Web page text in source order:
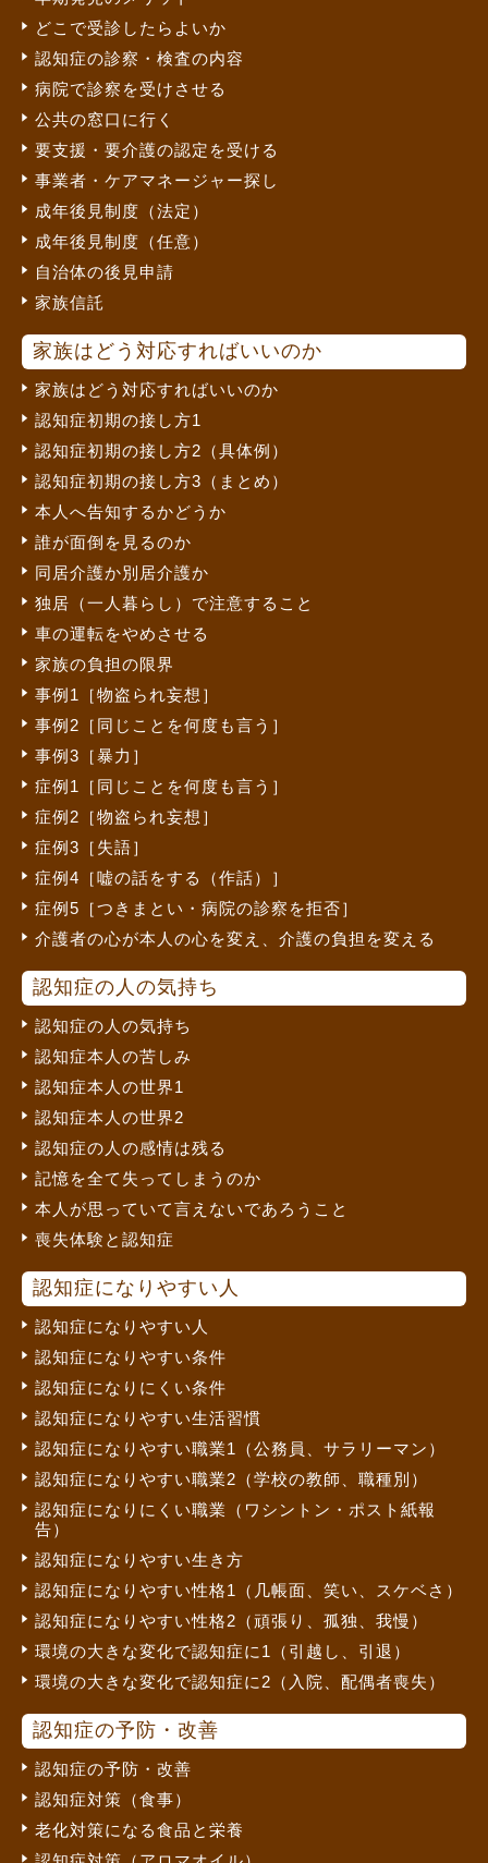
どこで受診したらよいか
認知症の診察・検査の内容
病院で診察を受けさせる
公共の窓口に行く
要支援・要介護の認定を受ける
事業者・ケアマネージャー探し
成年後見制度（法定）
成年後見制度（任意）
自治体の後見申請
家族信託
家族はどう対応すればいいのか
家族はどう対応すればいいのか
認知症初期の接し方1
認知症初期の接し方2（具体例）
認知症初期の接し方3（まとめ）
本人へ告知するかどうか
誰が面倒を見るのか
同居介護か別居介護か
独居（一人暮らし）で注意すること
車の運転をやめさせる
家族の負担の限界
事例1［物盗られ妄想］
事例2［同じことを何度も言う］
事例3［暴力］
症例1［同じことを何度も言う］
症例2［物盗られ妄想］
症例3［失語］
症例4［嘘の話をする（作話）］
症例5［つきまとい・病院の診察を拒否］
介護者の心が本人の心を変え、介護の負担を変える
認知症の人の気持ち
認知症の人の気持ち
認知症本人の苦しみ
認知症本人の世界1
認知症本人の世界2
認知症の人の感情は残る
記憶を全て失ってしまうのか
本人が思っていて言えないであろうこと
喪失体験と認知症
認知症になりやすい人
認知症になりやすい人
認知症になりやすい条件
認知症になりにくい条件
認知症になりやすい生活習慣
認知症になりやすい職業1（公務員、サラリーマン）
認知症になりやすい職業2（学校の教師、職種別）
認知症になりにくい職業（ワシントン・ポスト紙報
告）
認知症になりやすい生き方
認知症になりやすい性格1（几帳面、笑い、スケベさ）
認知症になりやすい性格2（頑張り、孤独、我慢）
環境の大きな変化で認知症に1（引越し、引退）
環境の大きな変化で認知症に2（入院、配偶者喪失）
認知症の予防・改善
認知症の予防・改善
認知症対策（食事）
老化対策になる食品と栄養